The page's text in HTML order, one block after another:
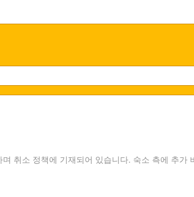
취소 정책에 기재되어 있습니다. 숙소 측에 추가